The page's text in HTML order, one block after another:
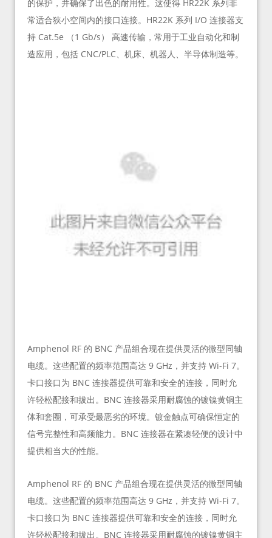
的保护，并确保了出色的耐用性。这使得 HR22K 系列非
常适合狭小空间内的接口连接。HR22K 系列 I/O 连接器支
持 Cat.5e （1 Gb/s） 高速传输，常用于工业自动化和制
造应用，包括 CNC/PLC、机床、机器人、半导体制造等。
Amphenol RF 的 BNC 产品组合现在提供灵活的微型同轴
电缆。这些配置的频率范围高达 9 GHz，并支持 Wi-Fi 7。
卡口接口为 BNC 连接器提供可靠和安全的连接，同时允
许轻松配接和拔出。BNC 连接器采用耐腐蚀的镀镍黄铜主
体和套圈，可承受最恶劣的环境。镀金触点可确保恒定的
信号完整性和高频能力。BNC 连接器在紧凑轻便的设计中
提供相当大的性能。
Amphenol RF 的 BNC 产品组合现在提供灵活的微型同轴
电缆。这些配置的频率范围高达 9 GHz，并支持 Wi-Fi 7。
卡口接口为 BNC 连接器提供可靠和安全的连接，同时允
许轻松配接和拔出。BNC 连接器采用耐腐蚀的镀镍黄铜主